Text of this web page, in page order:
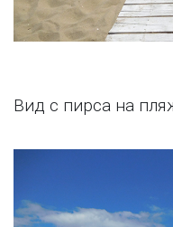
Вид с пирса на